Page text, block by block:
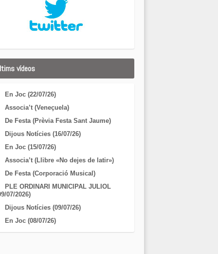
vídeos
En Joc (22/07/26)
Associa’t (Veneçuela)
De Festa (Prèvia Festa Sant Jaume)
Dijous Notícies (16/07/26)
En Joc (15/07/26)
Associa’t (Llibre «No dejes de latir»)
De Festa (Corporació Musical)
PLE ORDINARI MUNICIPAL JULIOL
07/2026)
Dijous Notícies (09/07/26)
En Joc (08/07/26)